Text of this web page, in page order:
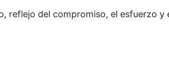
reflejo del compromiso, el esfuerzo y